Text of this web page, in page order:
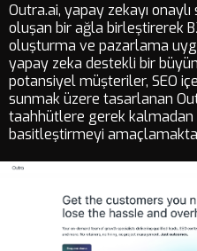
Outra.ai, yapay zekayı
oluşan bir ağla birleştirerek
oluşturma ve pazarlama
yapay zeka destekli bir
potansiyel müşteriler, SEO
sunmak üzere tasarlanan
taahhütlere gerek
basitleştirmeyi